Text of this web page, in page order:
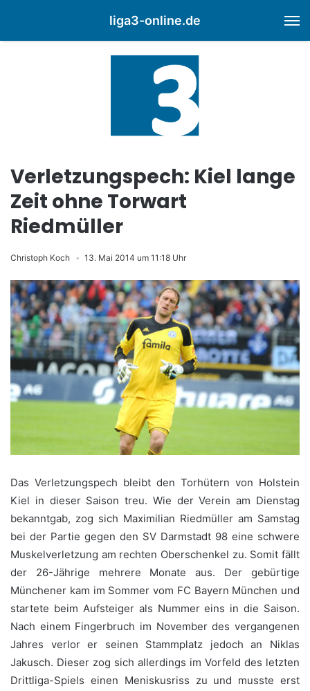
liga3-online.de
Verletzungspech: Kiel lange
Zeit ohne Torwart
Riedmüller
Christoph Koch 13. Mai 2014 um 11:18 Uhr
Das Verletzungspech bleibt den Torhütern von Holstein
Kiel in dieser Saison treu. Wie der Verein am Dienstag
bekanntgab, zog sich Maximilian Riedmüller am Samstag
bei der Partie gegen den SV Darmstadt 98 eine schwere
Muskelverletzung am rechten Oberschenkel zu. Somit fällt
der 26-Jährige mehrere Monate aus. Der gebürtige
Münchener kam im Sommer vom FC Bayern München und
startete beim Aufsteiger als Nummer eins in die Saison.
Nach einem Fingerbruch im November des vergangenen
Jahres verlor er seinen Stammplatz jedoch an Niklas
Jakusch. Dieser zog sich allerdings im Vorfeld des letzten
Drittliga-Spiels einen Meniskusriss zu und musste erst